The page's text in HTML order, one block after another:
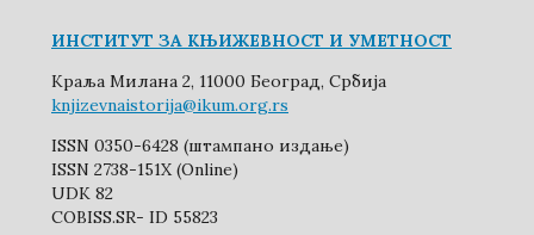
ИНСТИТУТ ЗА КЊИЖЕВНОСТ И УМЕТНОСТ
Краља Милана 2, 11000 Београд, Србија
knjizevnaistorija@ikum.org.rs
ISSN 0350-6428 (штампано издање)
ISSN 2738-151X (Online)
UDK 82
COBISS.SR- ID 55823